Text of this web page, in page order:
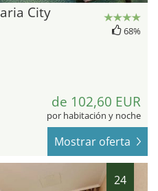
City
68%
de 102,60 EUR
por habitación y noche
Mostrar oferta
24